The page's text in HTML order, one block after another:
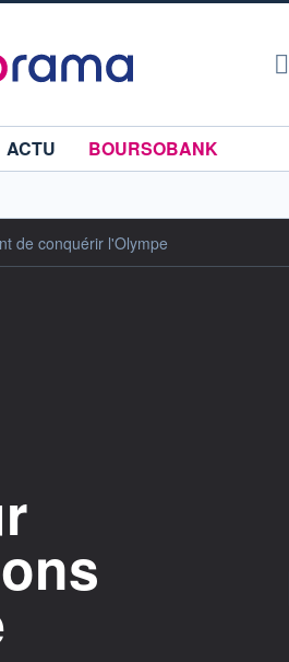
ACTU
BOURSOBANK
de conquérir l'Olympe